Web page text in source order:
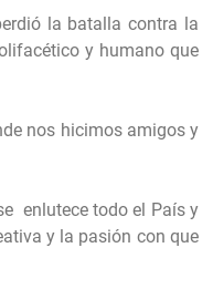
la batalla contra la
y humano que
nos hicimos amigos y
enlutece todo el País y
y la pasión con que